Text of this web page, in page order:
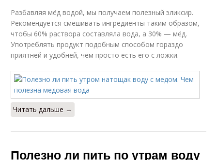
Разбавляя мёд водой, мы получаем полезный эликсир.
Рекомендуется смешивать ингредиенты таким образом,
чтобы 60% раствора составляла вода, а 30% — мёд.
Употреблять продукт подобным способом гораздо
приятней и удобней, чем просто есть его с ложки.
Читать дальше →
Полезно ли пить по утрам воду